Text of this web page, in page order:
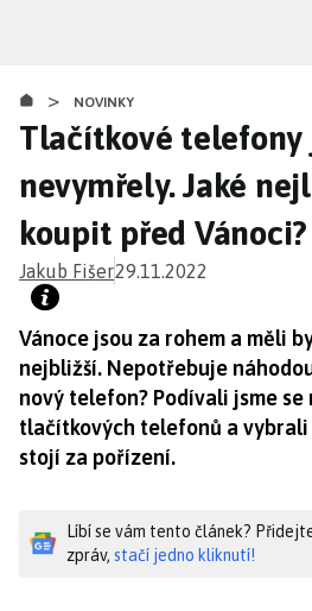
obsahu
> NOVINKY
Tlačítkové telefony
nevymřely. Jaké
koupit před Vánoci?
Jakub Fišer29.11.2022
Vánoce jsou za rohem a měli
nejbližší. Nepotřebuje
nový telefon? Podívali jsme
tlačítkových telefonů a
stojí za pořízení.
Líbí se vám tento článek?
zpráv, stačí jedno kliknutí!